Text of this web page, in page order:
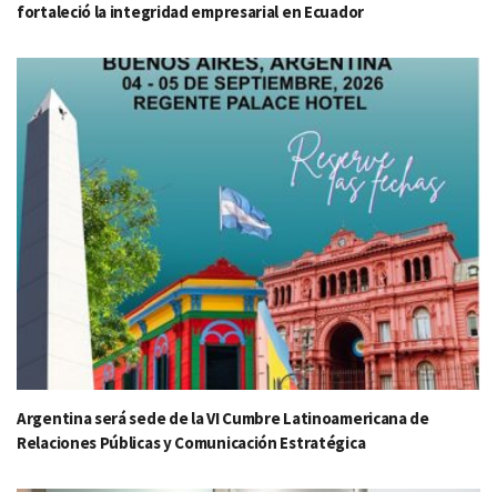
fortaleció la integridad empresarial en Ecuador
Argentina será sede de la VI Cumbre Latinoamericana de
Relaciones Públicas y Comunicación Estratégica